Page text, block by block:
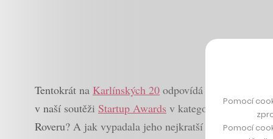
Tentokrát na Karlínských 20 odpovídá Jaroslav
v naší soutěži Startup Awards v kategorii
Roveru? A jak vypadala jeho nejkratší práce v životě?
Pomocí
Pomocí